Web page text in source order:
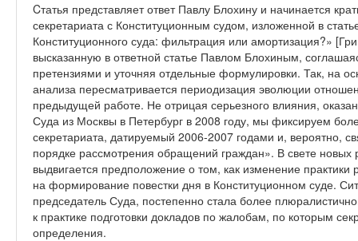
Cтатья представляет ответ Павлу Блохину и начинается
секретариата с Конституционным судом, изложенной в
Конституционного суда: фильтрация или амортизация?»
высказанную в ответной статье Павлом Блохиным,
претензиями и уточняя отдельные формулировки. Так, на
анализа пересматривается периодизация эволюции
предыдущей работе. Не отрицая серьезного влияния,
Суда из Москвы в Петербург в 2008 году, мы фиксируем
секретариата, датируемый 2006‑2007 годами и, вероятно,
порядке рассмотрения обращений граждан». В свете новых
выдвигается предположение о том, как изменение
на формирование повестки дня в Конституционном суде.
председатель Суда, постепенно стала более
к практике подготовки докладов по жалобам, по которым
определения.